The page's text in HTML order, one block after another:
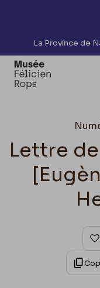
Accèder
La Province de
Lettre